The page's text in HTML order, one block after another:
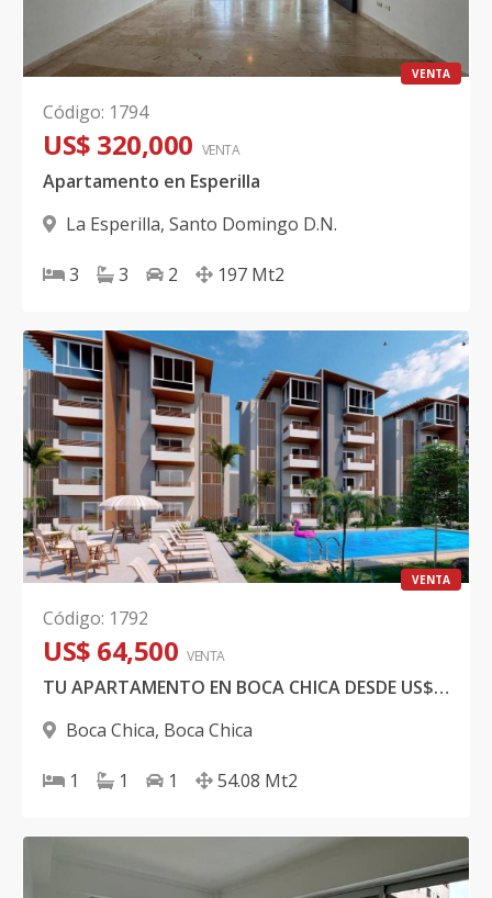
VENTA
Código: 1794
US$ 320,000 VENTA
Apartamento en Esperilla
La Esperilla, Santo Domingo D.N.
3 3 2 197 Mt2
VENTA
Código: 1792
US$ 64,500 VENTA
TU APARTAMENTO EN BOCA CHICA DESDE US$64,500
Boca Chica, Boca Chica
1 1 1 54.08 Mt2